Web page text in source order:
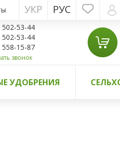
РУС
УКР
502-53-44
502-53-44
558-15-87
звонок
УДОБРЕНИЯ